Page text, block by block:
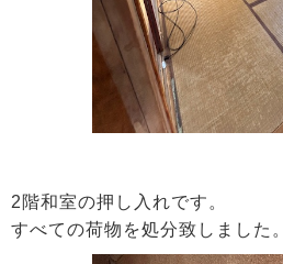
2階和室の押し入れです。
すべての荷物を処分致しました。